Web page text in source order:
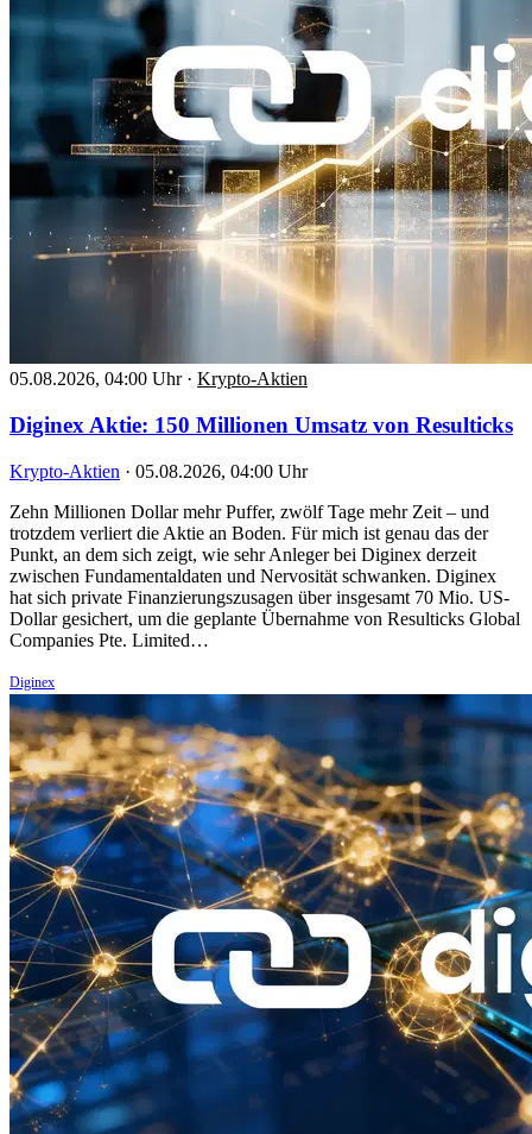
05.08.2026, 04:00 Uhr · Krypto-Aktien
Diginex Aktie: 150 Millionen Umsatz von Resulticks
Krypto-Aktien · 05.08.2026, 04:00 Uhr
Zehn Millionen Dollar mehr Puffer, zwölf Tage mehr Zeit – und
trotzdem verliert die Aktie an Boden. Für mich ist genau das der
Punkt, an dem sich zeigt, wie sehr Anleger bei Diginex derzeit
zwischen Fundamentaldaten und Nervosität schwanken. Diginex
hat sich private Finanzierungszusagen über insgesamt 70 Mio. US-
Dollar gesichert, um die geplante Übernahme von Resulticks Global
Companies Pte. Limited…
Diginex